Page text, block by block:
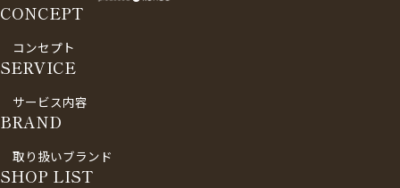
CONCEPT
コンセプト
SERVICE
サービス内容
BRAND
取り扱いブランド
SHOP LIST